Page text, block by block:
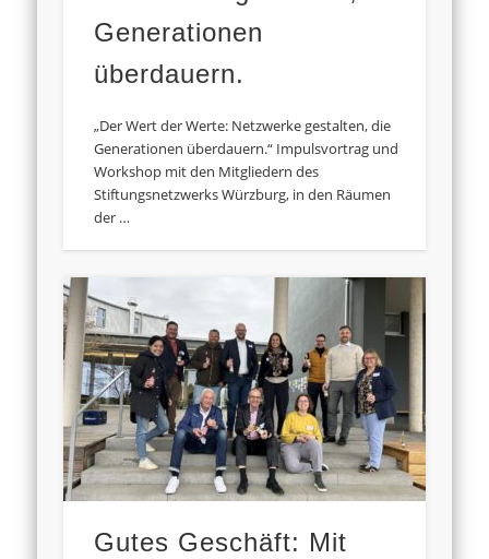
Generationen
überdauern.
„Der Wert der Werte: Netzwerke gestalten, die
Generationen überdauern.“ Impulsvortrag und
Workshop mit den Mitgliedern des
Stiftungsnetzwerks Würzburg, in den Räumen
der …
Gutes Geschäft: Mit